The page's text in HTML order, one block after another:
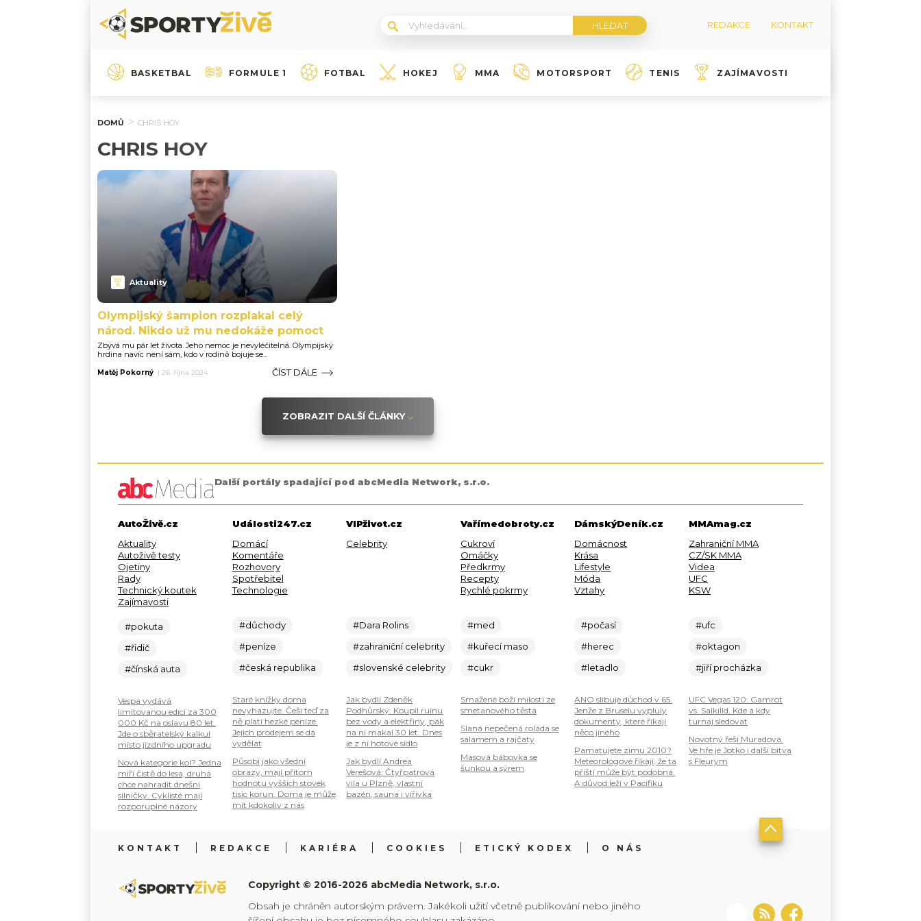
REDAKCE KONTAKT
BASKETBAL FORMULE 1 FOTBAL HOKEJ MMA MOTORSPORT TENIS ZAJÍMAVOSTI
DOMŮ CHRIS HOY
CHRIS HOY
Aktuality
Olympijský šampion rozplakal celý
národ. Nikdo už mu nedokáže pomoct
Zbývá mu pár let života. Jeho nemoc je nevyléčitelná. Olympijský
hrdina navíc není sám, kdo v rodině bojuje se...
Matěj Pokorný | 26. října 2024 ČÍST DÁLE
ZOBRAZIT DALŠÍ ČLÁNKY
Další portály spadající pod abcMedia Network, s.r.o.
AutoŽivě.cz
Aktuality
Autoživě testy
Ojetiny
Rady
Technický koutek
Zajímavosti
#pokuta
#řidič
#čínská auta
Vespa vydává
limitovanou edici za 300
000 Kč na oslavu 80 let.
Jde o sběratelský kalkul
místo jízdního upgradu
Nová kategorie kol? Jedna
míří čistě do lesa, druhá
chce nahradit dnešní
silničky. Cyklisté mají
rozporuplné názory
Události247.cz
Domácí
Komentáře
Rozhovory
Spotřebitel
Technologie
#důchody
#peníze
#česká republika
Staré knížky doma
nevyhazujte. Češi teď za
ně platí hezké peníze.
Jejich prodejem se dá
vydělat
Působí jako všední
obrazy, mají přitom
hodnotu vyšších stovek
tisíc korun. Doma je může
mít kdokoliv z nás
VIPživot.cz
Celebrity
#Dara Rolins
#zahraniční celebrity
#slovenské celebrity
Jak bydlí Zdeněk
Podhůrský: Koupil ruinu
bez vody a elektřiny, pak
na ní makal 30 let. Dnes
je z ní hotové sídlo
Jak bydlí Andrea
Verešová: Čtyřpatrová
vila u Plzně, vlastní
bazén, sauna i vířivka
Vařímedobroty.cz
Cukroví
Omáčky
Předkrmy
Recepty
Rychlé pokrmy
#med
#kuřecí maso
#cukr
Smažené boží milosti ze
smetanového těsta
Slaná nepečená roláda se
salámem a rajčaty
Masová bábovka se
šunkou a sýrem
DámskýDeník.cz
Domácnost
Krása
Lifestyle
Móda
Vztahy
#počasí
#herec
#letadlo
ANO slibuje důchod v 65.
Jenže z Bruselu vypluly
dokumenty, které říkají
něco jiného
Pamatujete zimu 2010?
Meteorologové říkají, že ta
příští může být podobná.
A důvod leží v Pacifiku
MMAmag.cz
Zahraniční MMA
CZ/SK MMA
Videa
UFC
KSW
#ufc
#oktagon
#jiří procházka
UFC Vegas 120: Gamrot
vs. Salkilld. Kde a kdy
turnaj sledovat
Novotný řeší Muradova.
Ve hře je Jotko i další bitva
s Fleurym
KONTAKT REDAKCE KARIÉRA COOKIES ETICKÝ KODEX O NÁS
Copyright © 2016-2026 abcMedia Network, s.r.o.
Obsah je chráněn autorským právem. Jakékoli užití včetně publikování nebo jiného